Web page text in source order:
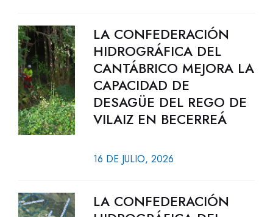
LA CONFEDERACIÓN
HIDROGRÁFICA DEL
CANTÁBRICO MEJORA LA
CAPACIDAD DE
DESAGÜE DEL REGO DE
VILAIZ EN BECERREÁ
16 DE JULIO, 2026
LA CONFEDERACIÓN